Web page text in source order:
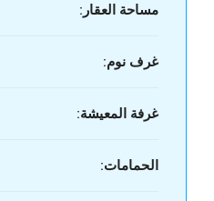
مساحة العقار:
غرف نوم:
غرفة المعيشة:
الحمامات: